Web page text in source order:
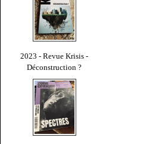
2023 - Revue Krisis -
Déconstruction ?